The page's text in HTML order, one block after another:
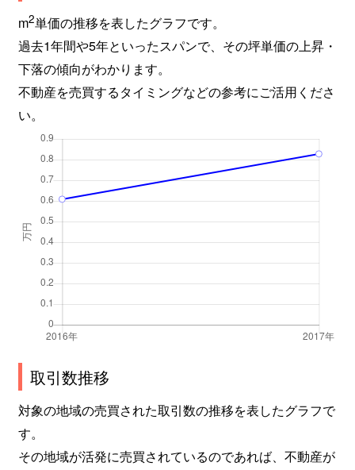
m2単価の推移を表したグラフです。
過去1年間や5年といったスパンで、その坪単価の上昇・
下落の傾向がわかります。
不動産を売買するタイミングなどの参考にご活用くださ
い。
取引数推移
対象の地域の売買された取引数の推移を表したグラフで
す。
その地域が活発に売買されているのであれば、不動産が